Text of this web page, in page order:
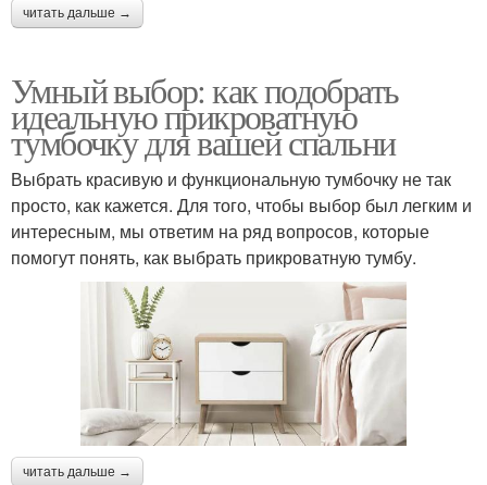
читать дальше →
Умный выбор: как подобрать
идеальную прикроватную
тумбочку для вашей спальни
Выбрать красивую и функциональную тумбочку не так
просто, как кажется. Для того, чтобы выбор был легким и
интересным, мы ответим на ряд вопросов, которые
помогут понять, как выбрать прикроватную тумбу.
читать дальше →